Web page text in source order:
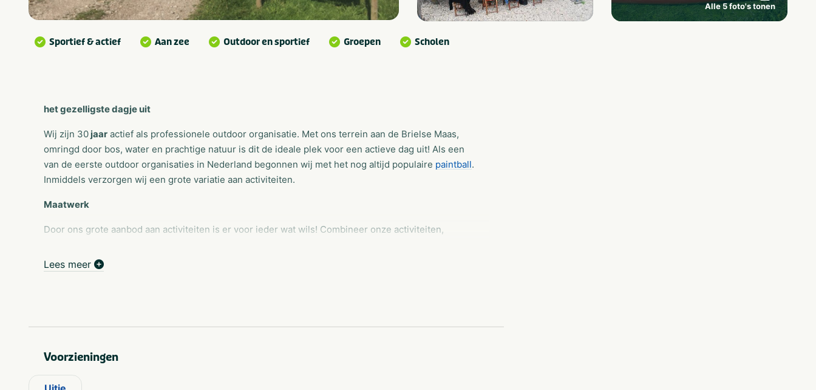
Alle 5 foto's tonen
Sportief & actief Aan zee Outdoor en sportief Groepen Scholen
het gezelligste dagje uit
Wij zijn 30 jaar actief als professionele outdoor organisatie. Met ons terrein aan de Brielse Maas,
omringd door bos, water en prachtige natuur is dit de ideale plek voor een actieve dag uit! Als een
van de eerste outdoor organisaties in Nederland begonnen wij met het nog altijd populaire paintball.
Inmiddels verzorgen wij een grote variatie aan activiteiten.
Maatwerk
Door ons grote aanbod aan activiteiten is er voor ieder wat wils! Combineer onze activiteiten,
complete dag plezier en beleving.
Veiligheid en hygiëne zijn bij ons een prioriteit. Outdoor Brielle beschikt over het
Lees meer
Voorzieningen